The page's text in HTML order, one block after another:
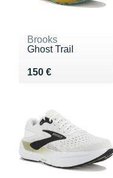
Brooks
Ghost Trail
150 €
Vendu 150 €